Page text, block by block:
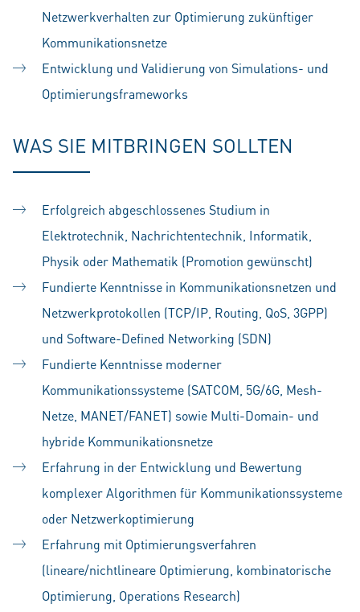
Netzwerkverhalten zur Optimierung zukünftiger
Kommunikationsnetze
Entwicklung und Validierung von Simulations- und
Optimierungsframeworks
WAS SIE MITBRINGEN SOLLTEN
Erfolgreich abgeschlossenes Studium in
Elektrotechnik, Nachrichtentechnik, Informatik,
Physik oder Mathematik (Promotion gewünscht)
Fundierte Kenntnisse in Kommunikationsnetzen und
Netzwerkprotokollen (TCP/IP, Routing, QoS, 3GPP)
und Software-Defined Networking (SDN)
Fundierte Kenntnisse moderner
Kommunikationssysteme (SATCOM, 5G/6G, Mesh-
Netze, MANET/FANET) sowie Multi-Domain- und
hybride Kommunikationsnetze
Erfahrung in der Entwicklung und Bewertung
komplexer Algorithmen für Kommunikationssysteme
oder Netzwerkoptimierung
Erfahrung mit Optimierungsverfahren
(lineare/nichtlineare Optimierung, kombinatorische
Optimierung, Operations Research)